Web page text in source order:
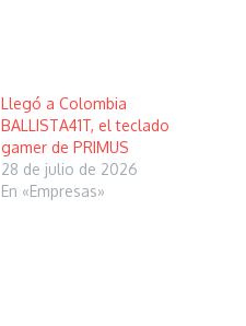
Llegó a Colombia
BALLISTA41T, el teclado
gamer de PRIMUS
28 de julio de 2026
En «Empresas»